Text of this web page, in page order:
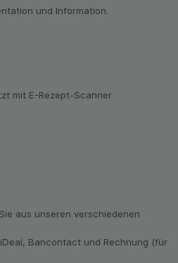
und Information.
mit E-Rezept-Scanner
aus unseren verschiedenen
Bancontact und Rechnung (für